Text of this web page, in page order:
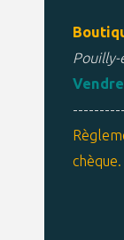
Pouilly-
chèque.